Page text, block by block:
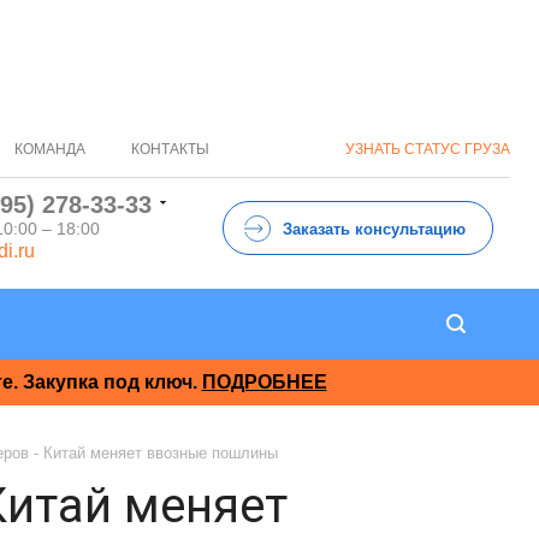
278-33-33
– 18:00 Заказать консультацию
КОМАНДА КОНТАКТЫ УЗНАТЬ СТАТУС ГРУЗА
Закупка под ключ. ПОДРОБНЕЕ
- Китай меняет ввозные пошлины
меняет